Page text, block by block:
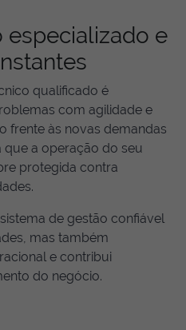
e
qualificado é
com agilidade e
frente às novas demandas
a operação do seu
protegida contra
de gestão confiável
mas também
e contribui
do negócio.